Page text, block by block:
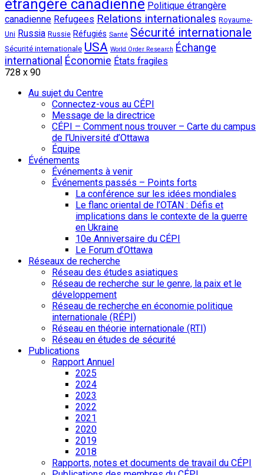
étrangère canadienne Politique étrangère
canadienne Refugees Relations internationales Royaume-
Uni Russia Russie Réfugiés Santé Sécurité internationale
Sécurité internationale USA World Order Research Échange
international Économie États fragiles
728 x 90
Au sujet du Centre
Connectez-vous au CÉPI
Message de la directrice
CÉPI – Comment nous trouver – Carte du campus
de l’Université d’Ottawa
Équipe
Événements
Événements à venir
Événements passés – Points forts
La conférence sur les idées mondiales
Le flanc oriental de l’OTAN : Défis et
implications dans le contexte de la guerre
en Ukraine
10e Anniversaire du CÉPI
Le Forum d’Ottawa
Réseaux de recherche
Réseau des études asiatiques
Réseau de recherche sur le genre, la paix et le
développement
Réseau de recherche en économie politique
internationale (RÉPI)
Réseau en théorie internationale (RTI)
Réseau en études de sécurité
Publications
Rapport Annuel
2025
2024
2023
2022
2021
2020
2019
2018
Rapports, notes et documents de travail du CÉPI